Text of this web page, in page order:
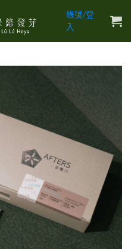
帳號/登
入